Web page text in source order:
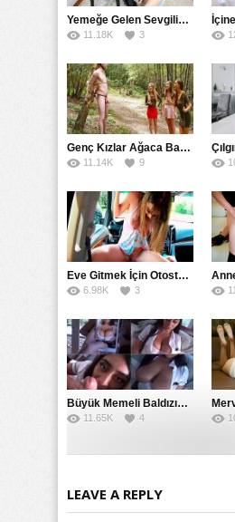
Yemeğe Gelen Sevgilisinin Arkadaşına Yarak Yedirdi
11.18K 3
Genç Kızlar Ağaca Bağlayarak Tecavüz Etmek İstediler
11.14K 9
Eve Gitmek İçin Otostop Çeken Üniversiteli Bedelini Ödedi
6.98K 3
Büyük Memeli Baldızının Takipçilerinin Çoğalması İçin Yardım Etti
11.65K 4
LEAVE A REPLY